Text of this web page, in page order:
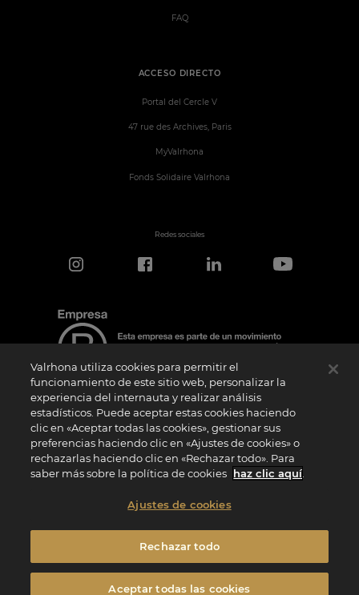
ACCESO DIRECTO
Portal del Cercle V
47 rue des Archives, Paris
MyValrhona
Fonds Solidaire Valrhona
FAQ
Redes sociales
Aviso de certificación
El logotipo “Certified B Corporation” lo concede B Lab, una organización privada sin
ánimo de lucro, a empresas como la nuestra que han superado con éxito la
Evaluación de Impacto B (“BIA”) y cumplen los requisitos de B Lab en cuanto a
rendimiento social y medioambiental, responsabilidad y transparencia. B Lab no es
un organismo de evaluación de la conformidad en el sentido del Reglamento (UE) nº
sentido del Reglamento (UE) nº 1025/2012. Los criterios BIA son distintos e
independientes de las normas armonizadas emitidas por las normas ISO u otros
nacionales o europeas.
Configuración de cookies
Condiciones generales
Valrhona utiliza cookies para permitir el
funcionamiento de este sitio web, personalizar la
experiencia del internauta y realizar análisis
estadísticos. Puede aceptar estas cookies haciendo
clic en «Aceptar todas las cookies», gestionar sus
preferencias haciendo clic en «Ajustes de cookies» o
rechazarlas haciendo clic en «Rechazar todo». Para
saber más sobre la política de cookies haz clic aquí
Ajustes de cookies
Rechazar todo
Aceptar todas las cookies